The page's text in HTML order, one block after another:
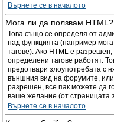
Върнете се в началото
Мога ли да ползвам HTML?
Това също се определя от
над функцията (например
тагове). Ако HTML е
определени тагове работят.
предотвари злоупотребата с
външния вид на форумите, или
разрешен, все пак можете да
ваше желание (от страницата
Върнете се в началото